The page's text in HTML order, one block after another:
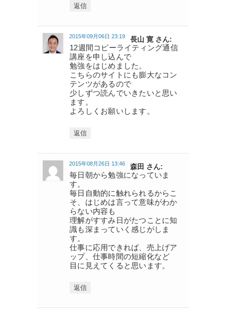
返信
長山 寛 さん:
2015年09月06日 23:19
12週間コピーライティング通信
講座を申し込んで
勉強をはじめました。
こちらのサイトにも膨大なコン
テンツがあるので
少しずつ読んでいきたいと思い
ます。
よろしくお願いします。
返信
森田 さん:
2015年08月26日 13:46
毎日朝から勉強になっていま
す。
毎日自動的に触れられるからこ
そ、はじめは言って意味がわか
らない内容も
理解がすすみ日がたつことに知
識も深まっていく感じがしま
す。
仕事に応用できれば、売上げア
ップ、仕事時間の短縮化など
目に見えてくると思います。
返信